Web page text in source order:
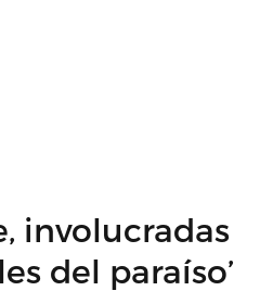
involucradas
del paraíso’